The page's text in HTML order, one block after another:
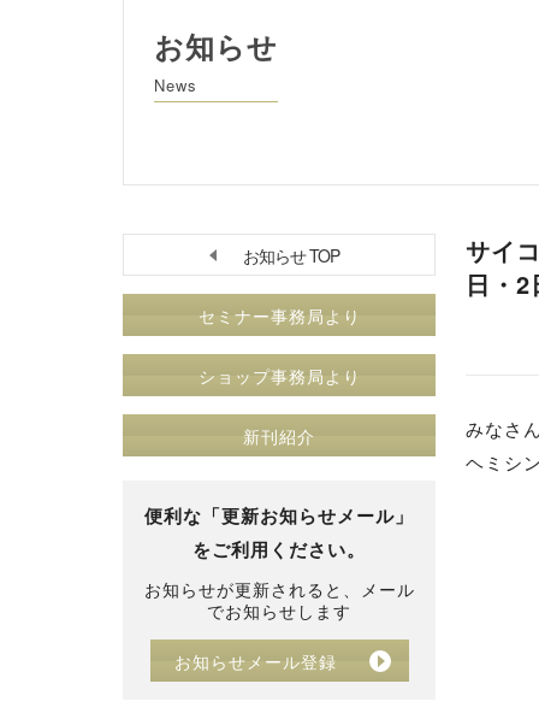
お知らせ
News
お知らせ TOP
セミナー事務局より
ショップ事務局より
新刊紹介
便利な「更新お知らせメール」
をご利用ください。
お知らせが更新されると、メール
でお知らせします
お知らせメール登録
サイ
日・2
みなさ
ヘミシ